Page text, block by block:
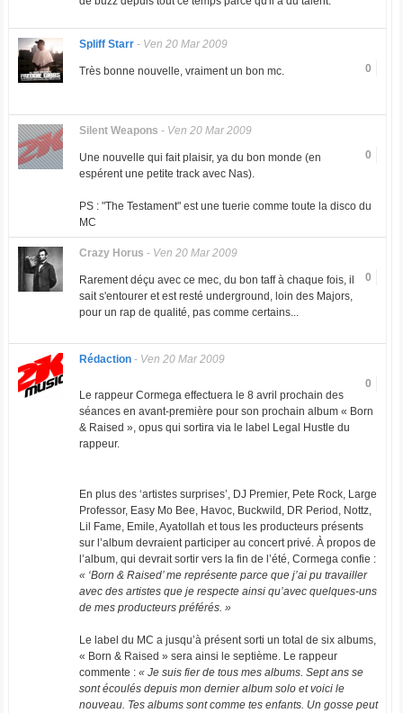
Spliff Starr- Ven 20 Mar 2009
0
Très bonne nouvelle, vraiment un bon mc.
Silent Weapons - Ven 20 Mar 2009
0
Une nouvelle qui fait plaisir, ya du bon monde (en
espérent une petite track avec Nas).
PS : "The Testament" est une tuerie comme toute la disco du
MC
Crazy Horus - Ven 20 Mar 2009
0
Rarement déçu avec ce mec, du bon taff à chaque fois, il
sait s'entourer et est resté underground, loin des Majors,
pour un rap de qualité, pas comme certains...
Rédaction- Ven 20 Mar 2009
0
Le rappeur Cormega effectuera le 8 avril prochain des
séances en avant-première pour son prochain album « Born
& Raised », opus qui sortira via le label Legal Hustle du
rappeur.
En plus des ‘artistes surprises’, DJ Premier, Pete Rock, Large
Professor, Easy Mo Bee, Havoc, Buckwild, DR Period, Nottz,
Lil Fame, Emile, Ayatollah et tous les producteurs présents
sur l’album devraient participer au concert privé. À propos de
l’album, qui devrait sortir vers la fin de l’été, Cormega confie :
« ‘Born & Raised’ me représente parce que j’ai pu travailler
avec des artistes que je respecte ainsi qu’avec quelques-uns
de mes producteurs préférés. »
Le label du MC a jusqu’à présent sorti un total de six albums,
« Born & Raised » sera ainsi le septième. Le rappeur
commente : « Je suis fier de tous mes albums. Sept ans se
sont écoulés depuis mon dernier album solo et voici le
nouveau. Tes albums sont comme tes enfants. Un gosse peut